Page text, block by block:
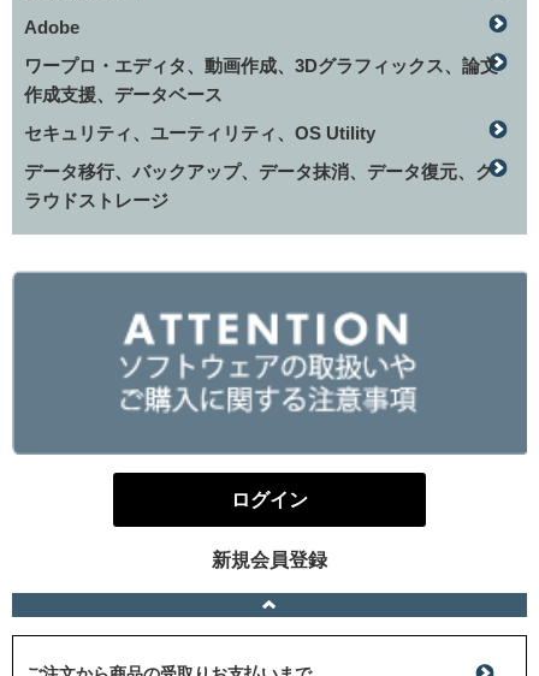
Adobe
ワープロ・エディタ、動画作成、3Dグラフィックス、論文
作成支援、データベース
セキュリティ、ユーティリティ、OS Utility
データ移行、バックアップ、データ抹消、データ復元、ク
ラウドストレージ
ログイン
新規会員登録